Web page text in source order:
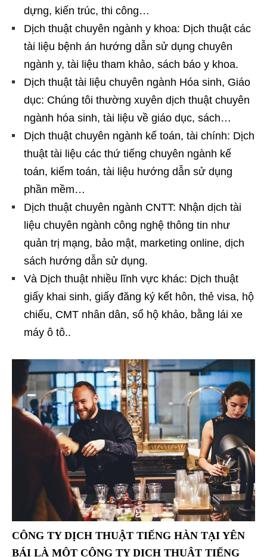
dựng, kiến trúc, thi công…
Dịch thuật chuyên ngành y khoa: Dịch thuật các
tài liệu bệnh án hướng dẫn sử dụng chuyên
ngành y, tài liệu tham khảo, sách báo y khoa.
Dịch thuật tài liệu chuyên ngành Hóa sinh, Giáo
dục: Chúng tôi thường xuyên dịch thuật chuyên
ngành hóa sinh, tài liệu về giáo dục, sách…
Dịch thuật chuyên ngành kế toán, tài chính: Dịch
thuật tài liệu các thứ tiếng chuyên ngành kế
toán, kiểm toán, tài liệu hướng dẫn sử dụng
phần mềm…
Dịch thuật chuyên ngành CNTT: Nhận dịch tài
liệu chuyên ngành công nghệ thông tin như
quản trị mạng, bảo mật, marketing online, dịch
sách hướng dẫn sử dụng.
Và Dịch thuật nhiều lĩnh vực khác: Dịch thuật
giấy khai sinh, giấy đăng ký kết hôn, thẻ visa, hộ
chiếu, CMT nhân dân, sổ hộ khảo, bằng lái xe
máy ô tô..
CÔNG TY DỊCH THUẬT TIẾNG HÀN TẠI YÊN
BÁI LÀ MỘT CÔNG TY DỊCH THUẬT TIẾNG